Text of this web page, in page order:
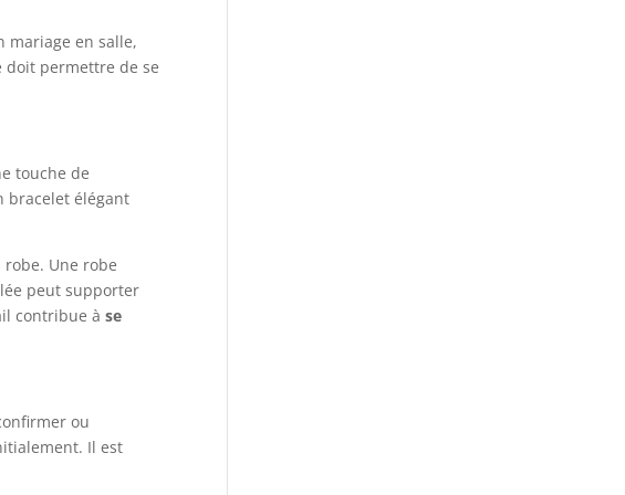
mariage en salle,
permettre de se
touche de
bracelet élégant
Une robe
peut supporter
contribue àse
ou
Il est